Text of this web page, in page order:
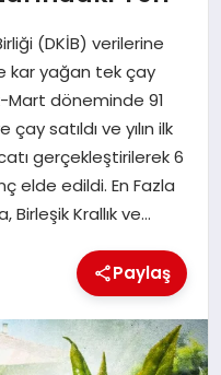
(DKİB) verilerine
kar yağan tek çay
döneminde 91
satıldı ve yılın ilk
gerçekleştirilerek 6
elde edildi. En Fazla
Birleşik Krallık ve…
Paylaş